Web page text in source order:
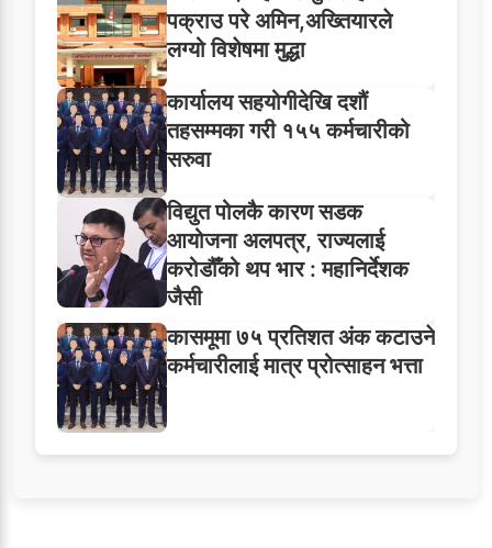
पक्राउ परे अमिन,अख्तियारले
लग्यो विशेषमा मुद्धा
कार्यालय सहयोगीदेखि दशौं
तहसम्मका गरी १५५ कर्मचारीको
सरुवा
विद्युत पोलकै कारण सडक
आयोजना अलपत्र, राज्यलाई
करोडौँको थप भार : महानिर्देशक
जैसी
कासमूमा ७५ प्रतिशत अंक कटाउने
कर्मचारीलाई मात्र प्रोत्साहन भत्ता